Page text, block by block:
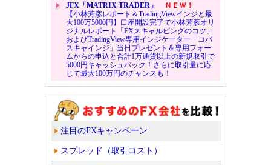
JFX「MATRIX TRADER」
ＮＥＷ！
【小林芳彦レポート＆TradingViewインジと最
大100万5000円】口座開設完了で小林芳彦オリ
ジナルレポート「FXスキャルピングのコツ」
およびTradingView専用インジケーター「コバ
スキャインジ」当日プレゼント＆専用フォー
ムからの申込と合計1万通貨以上の新規取引で
5000円キャッシュバック！さらに取引量に応
じて最大100万円のチャンスも！
注目のFXキャンペーン
スプレッド（取引コスト）